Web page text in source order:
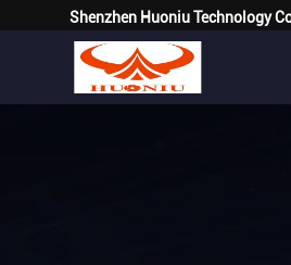
Shenzhen Huoniu Technology